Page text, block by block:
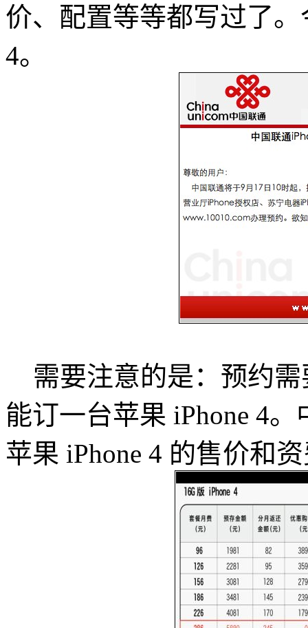
价、配置等等都写过了
4。
需要注意的是：预约需
能订一台苹果 iPhone 4
苹果 iPhone 4 的售价和